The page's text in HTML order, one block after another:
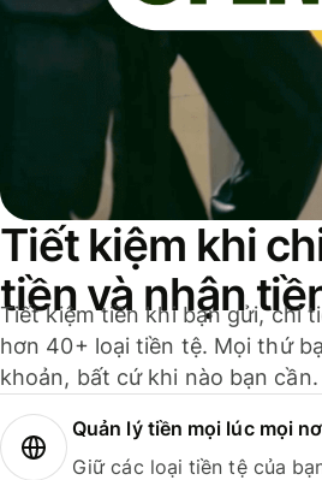
Tiết kiệm khi
tiền và nhận
Tiết kiệm tiền khi bạn gửi, chi
hơn 40+ loại tiền tệ. Mọi thứ
khoản, bất cứ khi nào bạn cần.
Quản lý tiền mọi lúc mọi
Giữ các loại tiền tệ của